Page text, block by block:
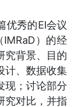
优秀的EI会议
）的经
究背景、目的
计、数据收集
现；讨论部分
究对比，并指